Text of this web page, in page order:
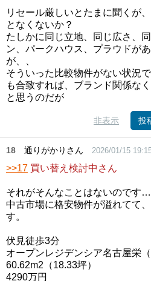
リセール厳しいとたまに聞くが
となくないか？
たしかに同じ立地、同じ広さ、
ン、パークハウス、プラウドが
が、、
そういった比較物件がない状況
も合致すれば、ブランド関係な
と思うのだが
非表示 投
18 通りがかりさん 2026/01/15
>>17 買い替え検討中さん
それがそんなことはないのです…
中古市場に格安物件が溢れてて
す。
伏見徒歩3分
オープンレジデンシア名古屋栄（
60.62m2（18.33坪）
4290万円